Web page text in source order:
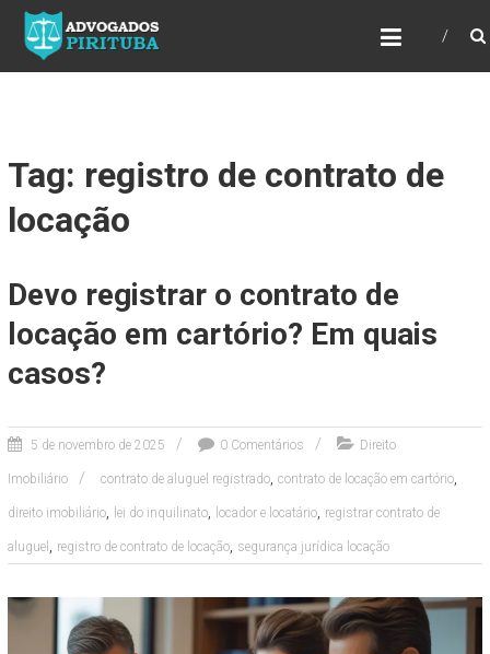
ADVOGADOS PIRITUBA
Precisando de advogado? Entre em contato!
Fazemos toda a assessoria que você
Tag: registro de contrato de
locação
Devo registrar o contrato de
locação em cartório? Em quais
casos?
5 de novembro de 2025 0 Comentários Direito
Imobiliário contrato de aluguel registrado, contrato de locação em cartório,
direito imobiliário, lei do inquilinato, locador e locatário, registrar contrato de
aluguel , registro de contrato de locação, segurança jurídica locação